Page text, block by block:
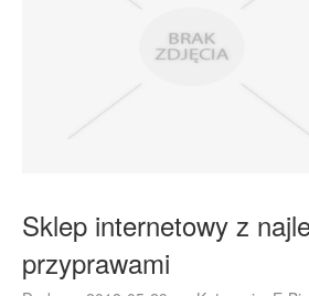
Dla Dzieci
Odzież
Sport
Elektronika, RTV, AGD
Sklep internetowy z
przyprawami